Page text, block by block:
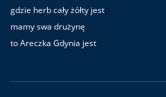
gdzie herb cały żółty jest
mamy swa drużynę
to Areczka Gdynia jest